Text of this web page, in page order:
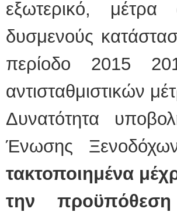
εξωτερικό,
δυσμενούς
περίοδο 2015
αντισταθμιστικών
Δυνατότητα
Ένωσης
τακτοποιημένα
την